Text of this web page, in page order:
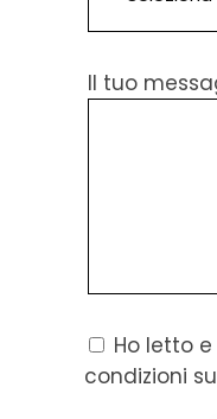
Il tuo
Ho letto
condizioni